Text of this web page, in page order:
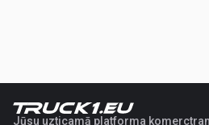
Jūsu uzticamā platforma